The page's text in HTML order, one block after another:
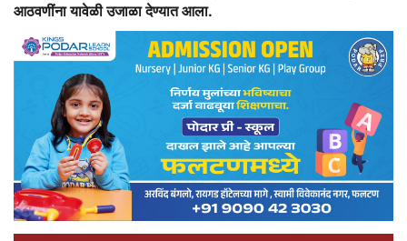
आठवणींना यावेळी उजाळा देण्यात आला.